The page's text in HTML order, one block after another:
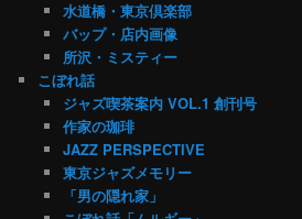
水道橋・東京倶楽部
バップ・店内画像
所沢・ミスティー
こぼれ話
ジャズ喫茶案内 VOL.1 創刊号
作家の珈琲
JAZZ PERSPECTIVE
東京ジャズメモリー
「男の隠れ家」